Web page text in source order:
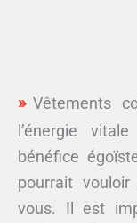
Vêtements
l’énergie
bénéfice
pourrait
vous. Il est